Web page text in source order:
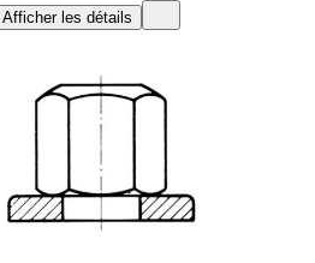
Afficher les détails